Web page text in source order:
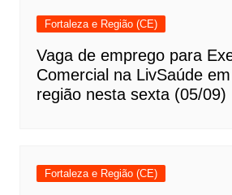
Fortaleza e Região (CE)
Vaga de emprego para
Comercial na LivSaúde
região nesta sexta (05/09)
Fortaleza e Região (CE)